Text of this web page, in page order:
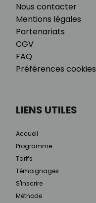
Nous contacter
Mentions légales
Partenariats
CGV
FAQ
Préférences cookies
LIENS UTILES
Accueil
Programme
Tarifs
Témoignages
S'inscrire
Méthode